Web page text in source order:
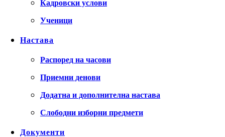
Кадровски услови
Ученици
Настава
Распоред на часови
Приемни денови
Додатна и дополнителна настава
Слободни изборни предмети
Документи